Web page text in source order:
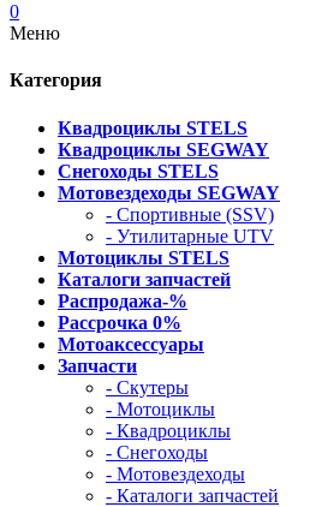
0
Меню
Категория
Квадроциклы STELS
Квадроциклы SEGWAY
Снегоходы STELS
Мотовездеходы SEGWAY
- Спортивные (SSV)
- Утилитарные UTV
Мотоциклы STELS
Каталоги запчастей
Распродажа-%
Рассрочка 0%
Мотоаксессуары
Запчасти
- Скутеры
- Мотоциклы
- Квадроциклы
- Снегоходы
- Мотовездеходы
- Каталоги запчастей